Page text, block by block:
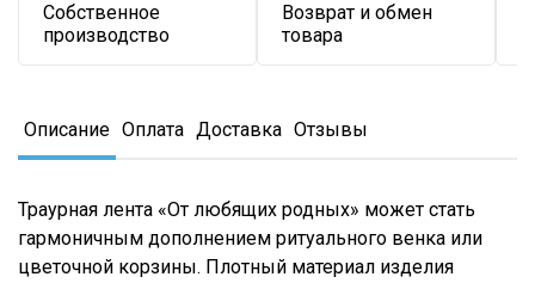
Собственное
производство
Возврат и обмен
товара
Описание Оплата Доставка Отзывы
Траурная лента «От любящих родных» может стать
гармоничным дополнением ритуального венка или
цветочной корзины. Плотный материал изделия